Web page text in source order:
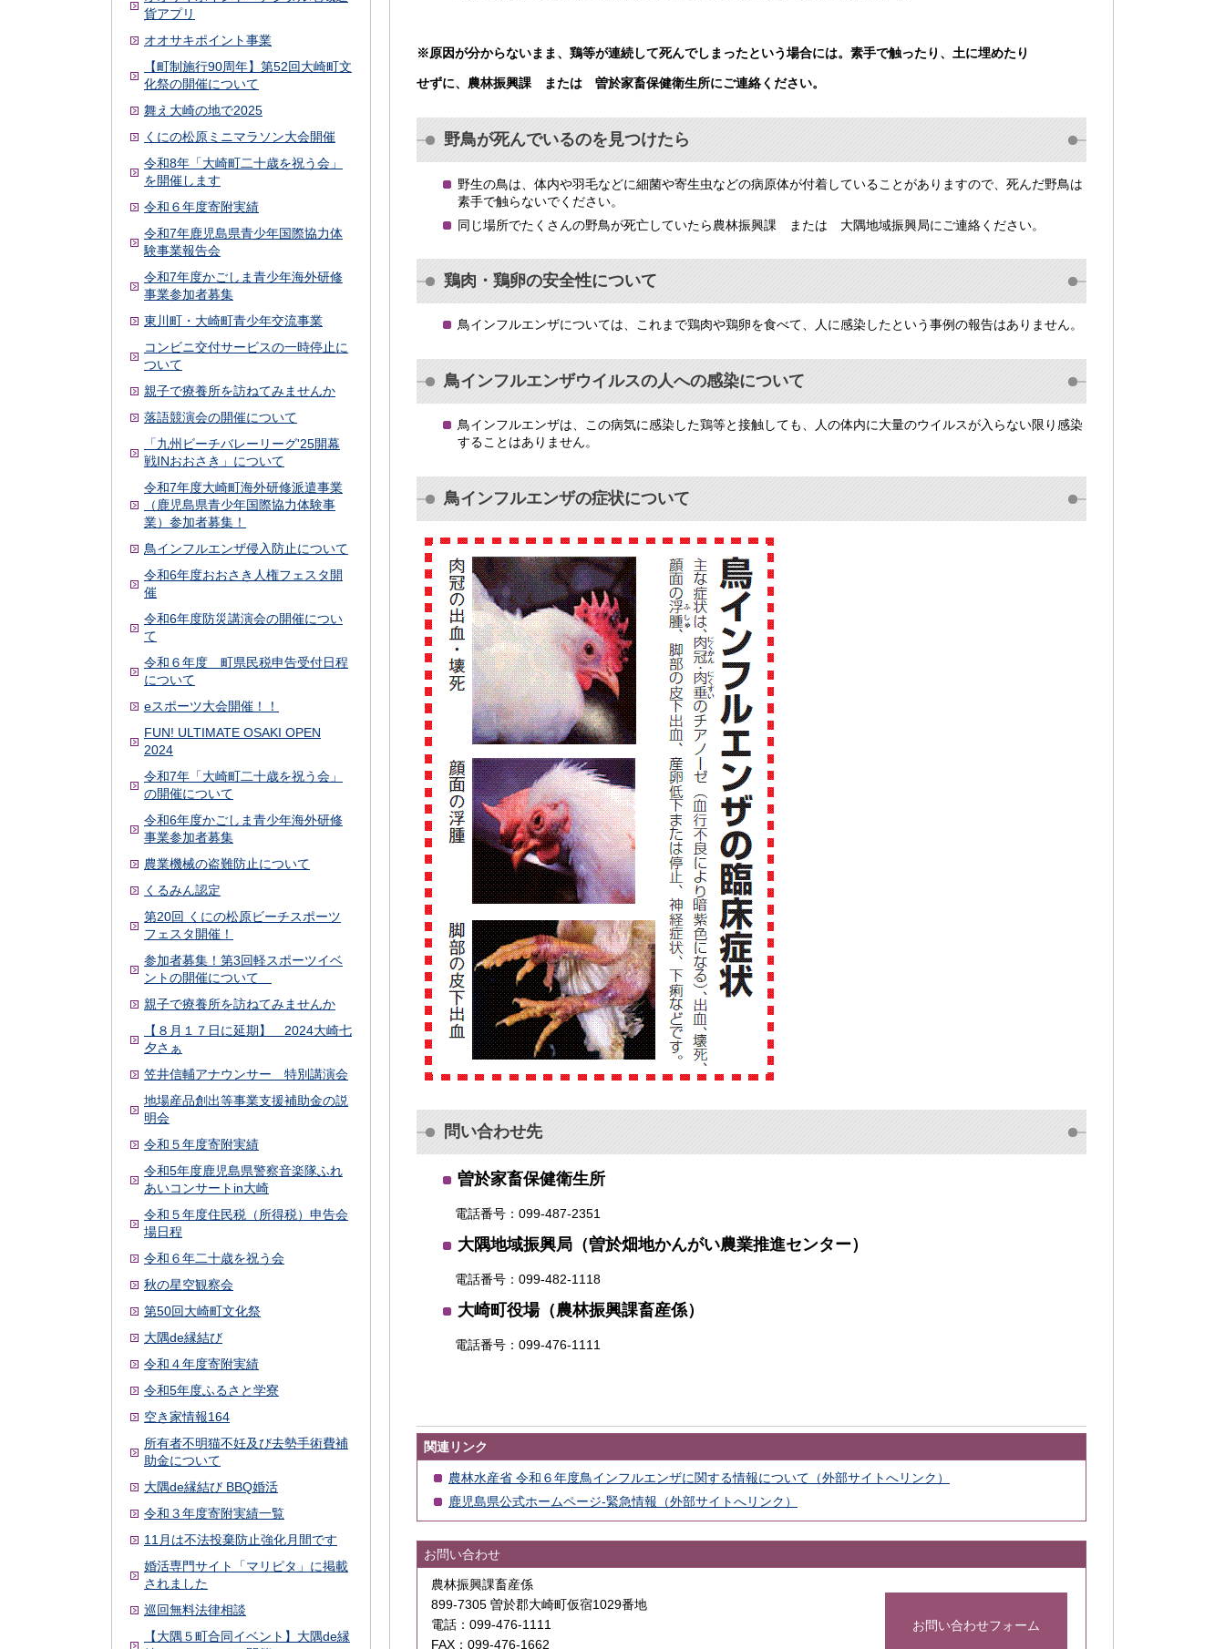
貨アプリ
オオサキポイント事業
【町制施行90周年】第52回大崎町文
化祭の開催について
舞え大崎の地で2025
くにの松原ミニマラソン大会開催
令和8年「大崎町二十歳を祝う会」
を開催します
令和６年度寄附実績
令和7年鹿児島県青少年国際協力体
験事業報告会
令和7年度かごしま青少年海外研修
事業参加者募集
東川町・大崎町青少年交流事業
コンビニ交付サービスの一時停止に
ついて
親子で療養所を訪ねてみませんか
落語競演会の開催について
「九州ビーチバレーリーグ'25開幕
戦INおおさき」について
令和7年度大崎町海外研修派遣事業
（鹿児島県青少年国際協力体験事
業）参加者募集！
鳥インフルエンザ侵入防止について
令和6年度おおさき人権フェスタ開
催
令和6年度防災講演会の開催につい
て
令和６年度 町県民税申告受付日程
について
eスポーツ大会開催！！
FUN! ULTIMATE OSAKI OPEN
2024
令和7年「大崎町二十歳を祝う会」
の開催について
令和6年度かごしま青少年海外研修
事業参加者募集
農業機械の盗難防止について
くるみん認定
第20回 くにの松原ビーチスポーツ
フェスタ開催！
参加者募集！第3回軽スポーツイベ
ントの開催について
親子で療養所を訪ねてみませんか
【８月１７日に延期】 2024大崎七
夕さぁ
笠井信輔アナウンサー 特別講演会
地場産品創出等事業支援補助金の説
明会
令和５年度寄附実績
令和5年度鹿児島県警察音楽隊ふれ
あいコンサートin大崎
令和５年度住民税（所得税）申告会
場日程
令和６年二十歳を祝う会
秋の星空観察会
第50回大崎町文化祭
大隅de縁結び
令和４年度寄附実績
令和5年度ふるさと学寮
空き家情報164
所有者不明猫不妊及び去勢手術費補
助金について
大隅de縁結び BBQ婚活
令和３年度寄附実績一覧
11月は不法投棄防止強化月間です
婚活専門サイト「マリピタ」に掲載
されました
巡回無料法律相談
【大隅５町合同イベント】大隅de縁
※原因が分からないまま、鶏等が連続して死んでしまったという場合には。素手で触ったり、土に埋めたり
せずに、農林振興課 または 曽於家畜保健衛生所にご連絡ください。
野鳥が死んでいるのを見つけたら
野生の鳥は、体内や羽毛などに細菌や寄生虫などの病原体が付着していることがありますので、死んだ野鳥は
素手で触らないでください。
同じ場所でたくさんの野鳥が死亡していたら農林振興課 または 大隅地域振興局にご連絡ください。
鶏肉・鶏卵の安全性について
鳥インフルエンザについては、これまで鶏肉や鶏卵を食べて、人に感染したという事例の報告はありません。
鳥インフルエンザウイルスの人への感染について
鳥インフルエンザは、この病気に感染した鶏等と接触しても、人の体内に大量のウイルスが入らない限り感染
することはありません。
鳥インフルエンザの症状について
問い合わせ先
曽於家畜保健衛生所
電話番号：099-487-2351
大隅地域振興局（曽於畑地かんがい農業推進センター）
電話番号：099-482-1118
大崎町役場（農林振興課畜産係）
電話番号：099-476-1111
関連リンク
農林水産省 令和６年度鳥インフルエンザに関する情報について（外部サイトへリンク）
鹿児島県公式ホームページ-緊急情報（外部サイトへリンク）
お問い合わせ
農林振興課畜産係
899-7305 曽於郡大崎町仮宿1029番地
電話：099-476-1111
FAX：099-476-1662
お問い合わせフォーム